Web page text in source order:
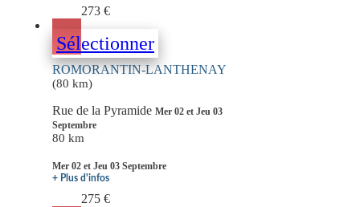
273 €
Sélectionner
ROMORANTIN-LANTHENAY
(80 km)
Rue de la Pyramide Mer 02 et Jeu 03
Septembre
80 km
Mer 02 et Jeu 03 Septembre
+ Plus d'infos
275 €